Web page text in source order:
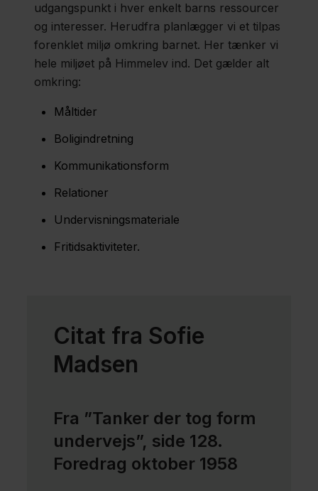
udgangspunkt i hver enkelt barns ressourcer
og interesser. Herudfra planlægger vi et tilpas
forenklet miljø omkring barnet. Her tænker vi
hele miljøet på Himmelev ind. Det gælder alt
omkring:
Måltider
Boligindretning
Kommunikationsform
Relationer
Undervisningsmateriale
Fritidsaktiviteter.
Citat fra Sofie
Madsen
Fra ”Tanker der tog form
undervejs”, side 128.
Foredrag oktober 1958